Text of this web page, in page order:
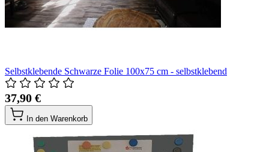
Selbstklebende Schwarze Folie 100x75 cm - selbstklebend
37,90 €
In den Warenkorb